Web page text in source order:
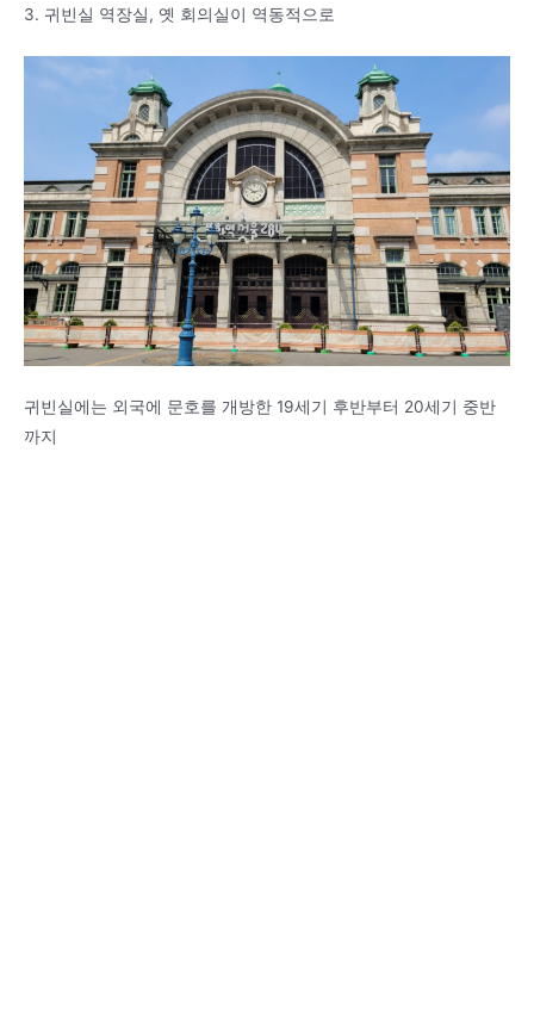
3. 귀빈실 역장실, 옛 회의실이 역동적으로
귀빈실에는 외국에 문호를 개방한 19세기 후반부터 20세기 중반
까지